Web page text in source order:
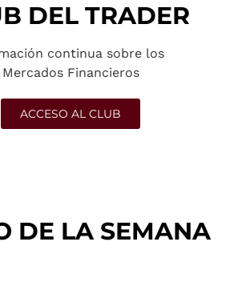
DEL TRADER
continua sobre los
Mercados Financieros
ACCESO AL CLUB
DE LA SEMANA